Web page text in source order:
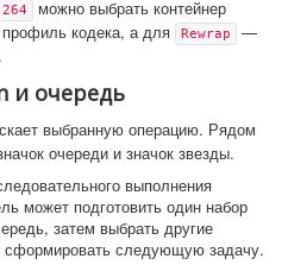
можно выбрать контейнер
кодека, а для Rewrap
—
и очередь
выбранную операцию. Рядом
очереди и значок звезды.
выполнения
может подготовить один набор
затем выбрать другие
следующую задачу.